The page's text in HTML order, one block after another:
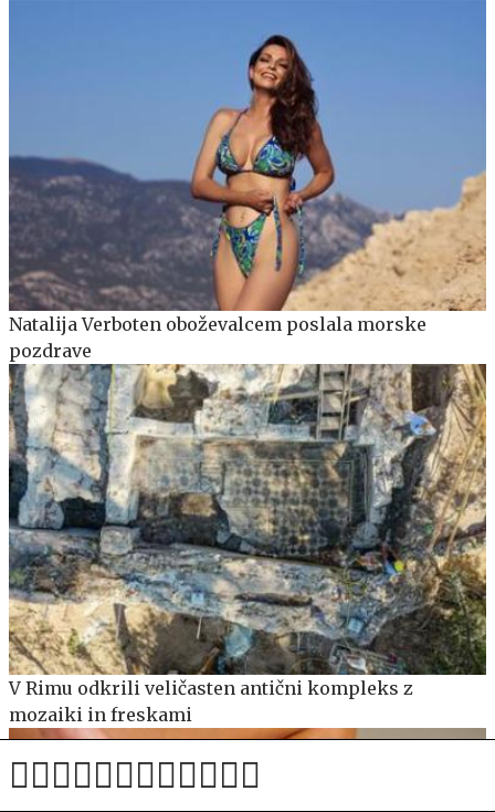
Natalija Verboten oboževalcem poslala morske
pozdrave
V Rimu odkrili veličasten antični kompleks z
mozaiki in freskami